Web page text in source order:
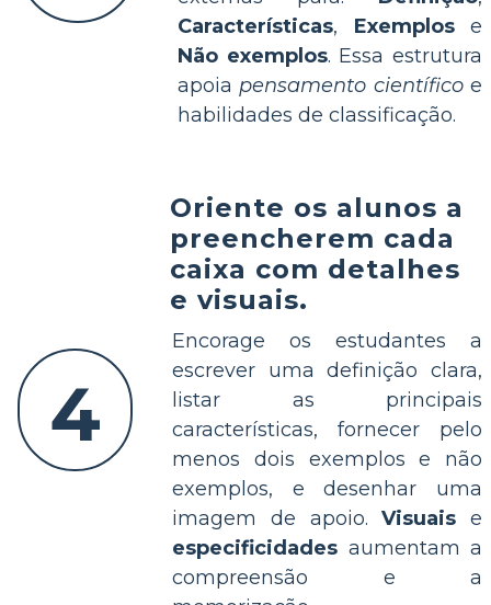
Características, Exemplose
Não exemplos. Essa estrutura
apoia pensamento científicoe
habilidades de classificação.
4
Oriente os alunos a
preencherem cada
caixa com detalhes
e visuais.
Encorage os estudantes a
escrever uma definição clara,
listar as principais
características, fornecer pelo
menos dois exemplos e não
exemplos, e desenhar uma
imagem de apoio.Visuais e
especificidades aumentam a
compreensão e a